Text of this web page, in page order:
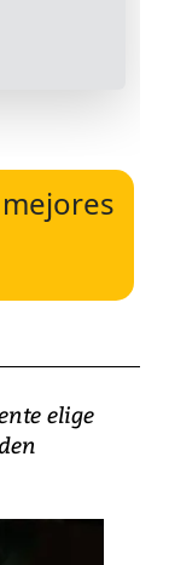
elige